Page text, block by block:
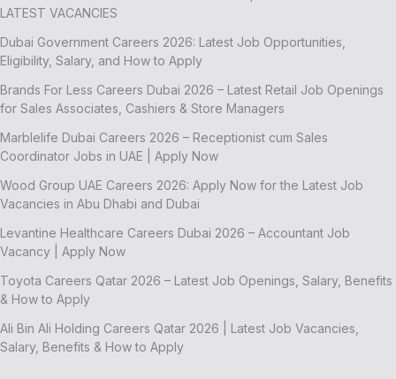
LATEST VACANCIES
Dubai Government Careers 2026: Latest Job Opportunities,
Eligibility, Salary, and How to Apply
Brands For Less Careers Dubai 2026 – Latest Retail Job Openings
for Sales Associates, Cashiers & Store Managers
Marblelife Dubai Careers 2026 – Receptionist cum Sales
Coordinator Jobs in UAE | Apply Now
Wood Group UAE Careers 2026: Apply Now for the Latest Job
Vacancies in Abu Dhabi and Dubai
Levantine Healthcare Careers Dubai 2026 – Accountant Job
Vacancy | Apply Now
Toyota Careers Qatar 2026 – Latest Job Openings, Salary, Benefits
& How to Apply
Ali Bin Ali Holding Careers Qatar 2026 | Latest Job Vacancies,
Salary, Benefits & How to Apply